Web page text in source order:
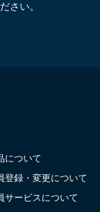
さい。
について
登録・変更について
サービスについて